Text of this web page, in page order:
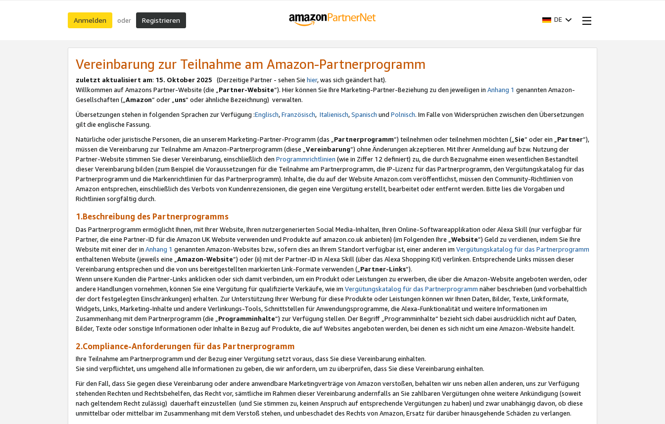
Anmelden oder Registrieren DE
Vereinbarung zur Teilnahme am Amazon-Partnerprogramm
zuletzt aktualisiert am: 15. Oktober 2025 (Derzeitige Partner - sehen Sie hier, was sich geändert hat).
Willkommen auf Amazons Partner-Website (die „Partner-Website“). Hier können Sie Ihre Marketing-Partner-Beziehung zu den jeweiligen in Anhang 1 genannten Amazon-
Gesellschaften („Amazon“ oder „uns“ oder ähnliche Bezeichnung) verwalten.
Übersetzungen stehen in folgenden Sprachen zur Verfügung :Englisch,Französisch, Italienisch,Spanisch und Polnisch. Im Falle von Widersprüchen zwischen den Übersetzungen
gilt die englische Fassung.
Natürliche oder juristische Personen, die an unserem Marketing-Partner-Programm (das „Partnerprogramm“) teilnehmen oder teilnehmen möchten („Sie“ oder ein „Partner“),
müssen die Vereinbarung zur Teilnahme am Amazon-Partnerprogramm (diese „Vereinbarung“) ohne Änderungen akzeptieren. Mit Ihrer Anmeldung auf bzw. Nutzung der
Partner-Website stimmen Sie dieser Vereinbarung, einschließlich den Programmrichtlinien (wie in Ziffer 12 definiert) zu, die durch Bezugnahme einen wesentlichen Bestandteil
dieser Vereinbarung bilden (zum Beispiel die Voraussetzungen für die Teilnahme am Partnerprogramm, die IP-Lizenz für das Partnerprogramm, den Vergütungskatalog für das
Partnerprogramm und die Markenrichtlinien für das Partnerprogramm). Inhalte, die du auf der Website Amazon.com veröffentlichst, müssen den Community-Richtlinien von
Amazon entsprechen, einschließlich des Verbots von Kundenrezensionen, die gegen eine Vergütung erstellt, bearbeitet oder entfernt werden. Bitte lies die Vorgaben und
Richtlinien sorgfältig durch.
1.Beschreibung des Partnerprogramms
Das Partnerprogramm ermöglicht Ihnen, mit Ihrer Website, Ihren nutzergenerierten Social Media-Inhalten, Ihren Online-Softwareapplikation oder Alexa Skill (nur verfügbar für
Partner, die eine Partner-ID für die Amazon UK Website verwenden und Produkte auf amazon.co.uk anbieten) (im Folgenden Ihre „ Website“) Geld zu verdienen, indem Sie Ihre
Website mit einer der in Anhang 1 genannten Amazon-Websites bzw., sofern dies an Ihrem Standort verfügbar ist, einer anderen im Vergütungskatalog für das Partnerprogramm
enthaltenen Website (jeweils eine „ Amazon-Website“) oder (ii) mit der Partner-ID in Alexa Skill (über das Alexa Shopping Kit) verlinken. Entsprechende Links müssen dieser
Vereinbarung entsprechen und die von uns bereitgestellten markierten Link-Formate verwenden („ Partner-Links“).
Wenn unsere Kunden die Partner-Links anklicken oder sich damit verbinden, um ein Produkt oder Leistungen zu erwerben, die über die Amazon-Website angeboten werden, oder
andere Handlungen vornehmen, können Sie eine Vergütung für qualifizierte Verkäufe, wie im Vergütungskatalog für das Partnerprogramm näher beschrieben (und vorbehaltlich
der dort festgelegten Einschränkungen) erhalten. Zur Unterstützung Ihrer Werbung für diese Produkte oder Leistungen können wir Ihnen Daten, Bilder, Texte, Linkformate,
Widgets, Links, Marketing-Inhalte und andere Verlinkungs-Tools, Schnittstellen für Anwendungsprogramme, die Alexa-Funktionalität und weitere Informationen im
Zusammenhang mit dem Partnerprogramm (die „ Programminhalte“) zur Verfügung stellen. Der Begriff „Programminhalte“ bezieht sich dabei ausdrücklich nicht auf Daten,
Bilder, Texte oder sonstige Informationen oder Inhalte in Bezug auf Produkte, die auf Websites angeboten werden, bei denen es sich nicht um eine Amazon-Website handelt.
2.Compliance-Anforderungen für das Partnerprogramm
Ihre Teilnahme am Partnerprogramm und der Bezug einer Vergütung setzt voraus, dass Sie diese Vereinbarung einhalten.
Sie sind verpflichtet, uns umgehend alle Informationen zu geben, die wir anfordern, um zu überprüfen, dass Sie diese Vereinbarung einhalten.
Für den Fall, dass Sie gegen diese Vereinbarung oder andere anwendbare Marketingverträge von Amazon verstoßen, behalten wir uns neben allen anderen, uns zur Verfügung
stehenden Rechten und Rechtsbehelfen, das Recht vor, sämtliche im Rahmen dieser Vereinbarung andernfalls an Sie zahlbaren Vergütungen ohne weitere Ankündigung (soweit
nach geltendem Recht zulässig) dauerhaft einzustellen (und Sie stimmen zu, keinen Anspruch auf entsprechende Vergütungen zu haben) und zwar unabhängig davon, ob diese
unmittelbar oder mittelbar im Zusammenhang mit dem Verstoß stehen, und unbeschadet des Rechts von Amazon, Ersatz für darüber hinausgehende Schäden zu verlangen.